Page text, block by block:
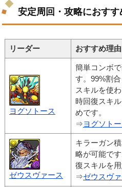
安定周回・攻略におす
リーダー おすすめ理由
ヨグソトース
簡単コンボ
す。99%割
スキルを使
時回復スキ
めです。
⇒ヨグソト
ゼウスヴァース
キラーガン
略が可能で
復スキルを
⇒ゼウスヴ